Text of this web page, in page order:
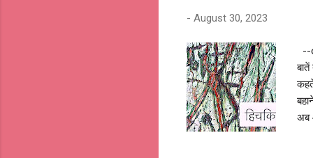
- August 30, 2023
--
अब